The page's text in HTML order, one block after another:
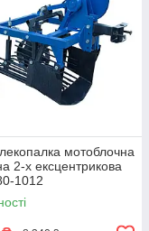
мотоблочна
2-х ексцентрикова
1012
ДОСТАВКА